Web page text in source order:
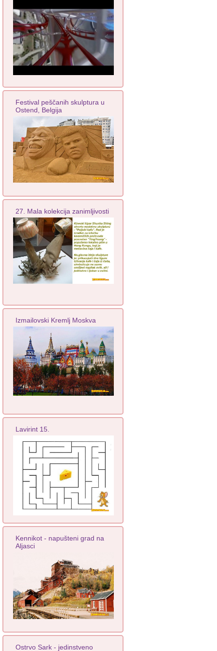
Festival peščanih skulptura u
Ostend, Belgija
27. Mala kolekcija zanimljivosti
Izmailovski Kremlj Moskva
Lavirint 15.
Kennikot - napušteni grad na
Aljasci
Ostrvo Sark - jedinstveno